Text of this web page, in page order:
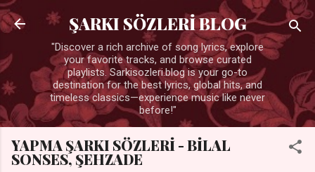
Ana içeriğe atla
ŞARKI SÖZLERİ BLOG
"Discover a rich archive of song lyrics, explore
your favorite tracks, and browse curated
playlists. Sarkisozleri.blog is your go-to
destination for the best lyrics, global hits, and
timeless classics—experience music like never
before!"
YAPMA ŞARKI SÖZLERİ - BİLAL
SONSES, ŞEHZADE